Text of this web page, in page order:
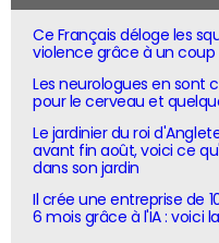
Ce Français déloge les
violence grâce à un
Les neurologues en sont
pour le cerveau et
Le jardinier du roi
avant fin août, voici ce
dans son jardin
Il crée une entreprise de
6 mois grâce à l'IA : voici